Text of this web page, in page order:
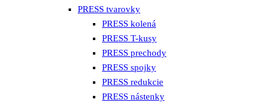
PRESS tvarovky
PRESS kolená
PRESS T-kusy
PRESS prechody
PRESS spojky
PRESS redukcie
PRESS nástenky